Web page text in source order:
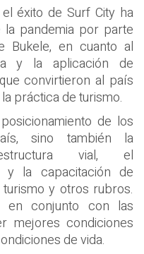
éxito de Surf City ha
pandemia por parte
Bukele, en cuanto al
y la aplicación de
convirtieron al país
práctica de turismo.
de los
sino también la
vial, el
y la capacitación de
y otros rubros.
en conjunto con las
mejores condiciones
de vida.